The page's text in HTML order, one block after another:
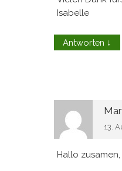
Isabelle
Antworten ↓
13.
Hallo zusamen,